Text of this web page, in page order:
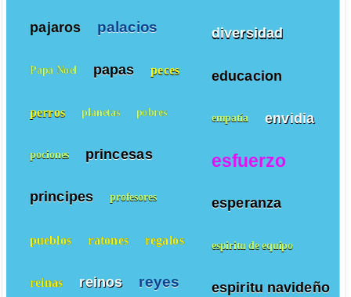
diversidad
educacion
empatía envidia
esfuerzo
esperanza
espiritu de equipo
espiritu navideño
pajaros palacios
Papa Noel papas peces
perros planetas pobres
pociones princesas
principes profesores
pueblos ratones regalos
reinas reinos reyes